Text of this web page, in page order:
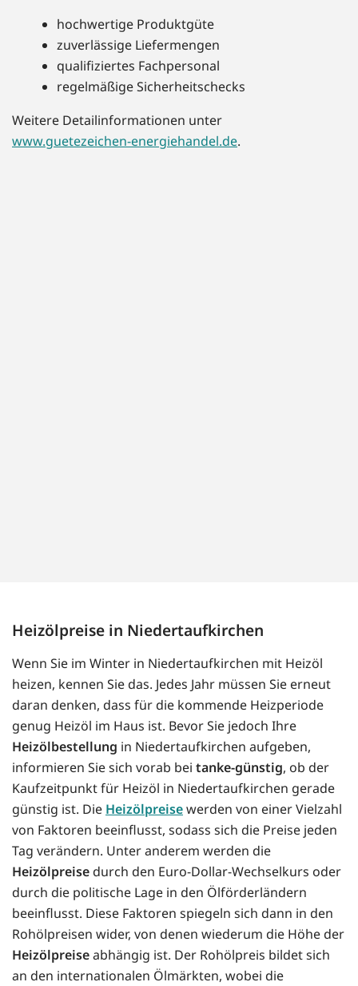
hochwertige Produktgüte
zuverlässige Liefermengen
qualifiziertes Fachpersonal
regelmäßige Sicherheitschecks
Weitere Detailinformationen unter
www.guetezeichen-energiehandel.de.
Heizölpreise in Niedertaufkirchen
Wenn Sie im Winter in Niedertaufkirchen mit Heizöl
heizen, kennen Sie das. Jedes Jahr müssen Sie erneut
daran denken, dass für die kommende Heizperiode
genug Heizöl im Haus ist. Bevor Sie jedoch Ihre
Heizölbestellung in Niedertaufkirchen aufgeben,
informieren Sie sich vorab bei tanke-günstig, ob der
Kaufzeitpunkt für Heizöl in Niedertaufkirchen gerade
günstig ist. Die Heizölpreisewerden von einer Vielzahl
von Faktoren beeinflusst, sodass sich die Preise jeden
Tag verändern. Unter anderem werden die
Heizölpreise durch den Euro-Dollar-Wechselkurs oder
durch die politische Lage in den Ölförderländern
beeinflusst. Diese Faktoren spiegeln sich dann in den
Rohölpreisen wider, von denen wiederum die Höhe der
Heizölpreiseabhängig ist. Der Rohölpreis bildet sich
an den internationalen Ölmärkten, wobei die